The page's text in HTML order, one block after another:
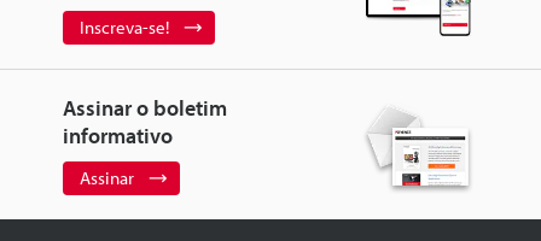
Inscreva-se!
Assinar o boletim
informativo
Assinar